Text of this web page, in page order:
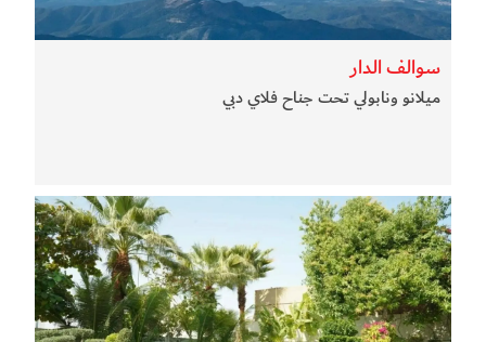
سوالف الدار
ميلانو ونابولي تحت جناح فلاي دبي